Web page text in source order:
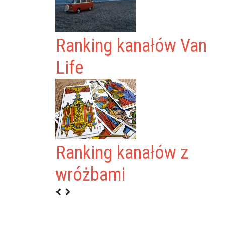
Ranking kanałów Van
Life
Ranking kanałów z
wróżbami
RYBARCZYK